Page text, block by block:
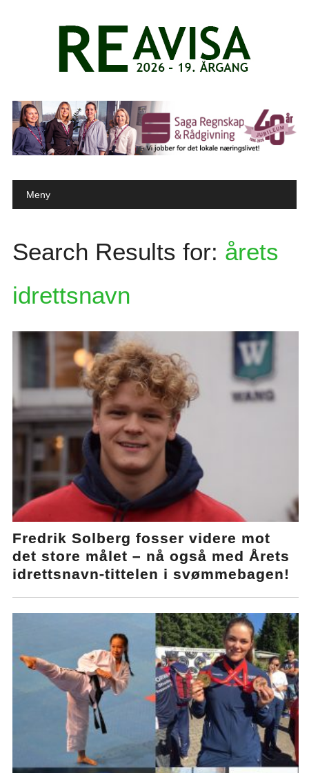
Main menu
Meny
Search Results for: årets
idrettsnavn
Fredrik Solberg fosser videre mot
det store målet – nå også med Årets
idrettsnavn-tittelen i svømmebagen!